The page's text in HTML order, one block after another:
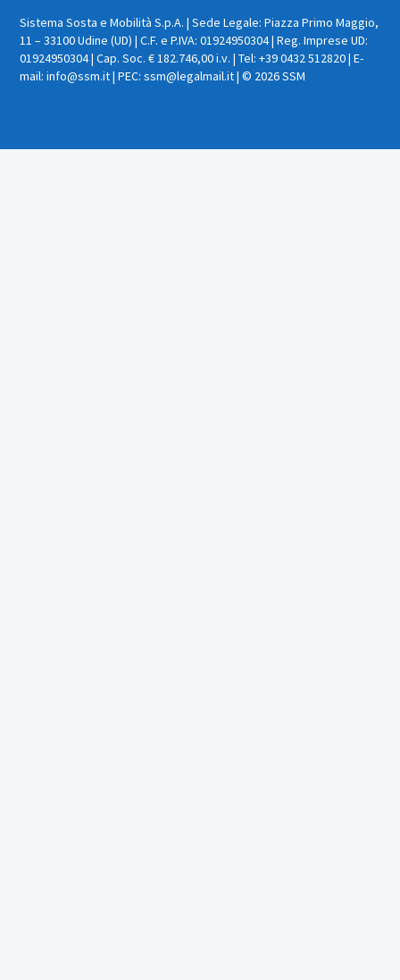
Sistema Sosta e Mobilità S.p.A. | Sede Legale: Piazza Primo Maggio,
11 – 33100 Udine (UD) | C.F. e P.IVA: 01924950304 | Reg. Imprese UD:
01924950304 | Cap. Soc. € 182.746,00 i.v. | Tel: +39 0432 512820 | E-
mail: info@ssm.it | PEC: ssm@legalmail.it | © 2026 SSM